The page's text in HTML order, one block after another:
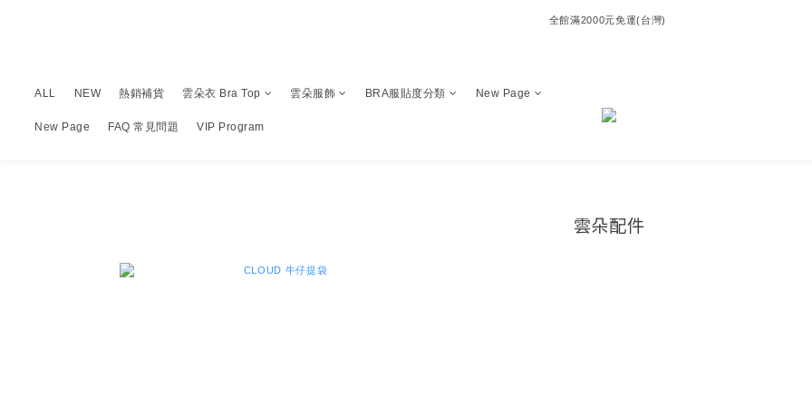
全館滿2000元免運(台灣)
ALL NEW 熱銷補貨 雲朵衣 Bra Top 雲朵服飾 BRA服貼度分類 New Page
New Page FAQ 常見問題 VIP Program
雲朵配件